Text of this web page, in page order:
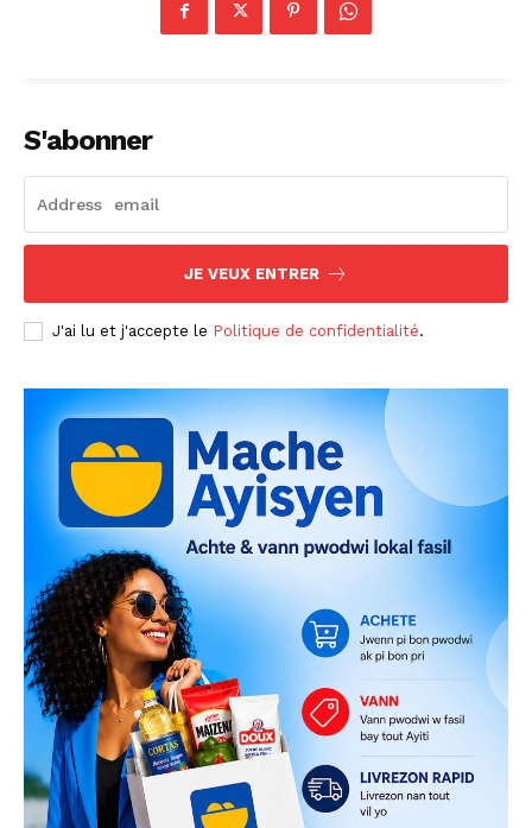
S'abonner
JE VEUX ENTRER
J'ai lu et j'accepte le Politique de confidentialité.